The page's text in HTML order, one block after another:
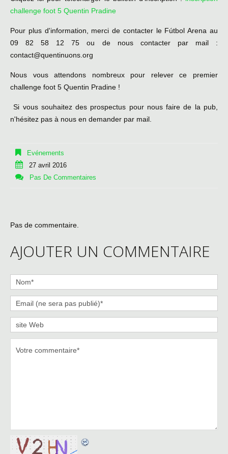
challenge foot 5 Quentin Pradine
Pour plus d'information, merci de contacter le Fútbol Arena au
09 82 58 12 75 ou de nous contacter par mail :
contact@quentinuons.org
Nous vous attendons nombreux pour relever ce premier
challenge foot 5 Quentin Pradine !
Si vous souhaitez des prospectus pour nous faire de la pub,
n'hésitez pas à nous en demander par mail.
Evénements
27 avril 2016
Pas De Commentaires
Pas de commentaire.
AJOUTER UN COMMENTAIRE